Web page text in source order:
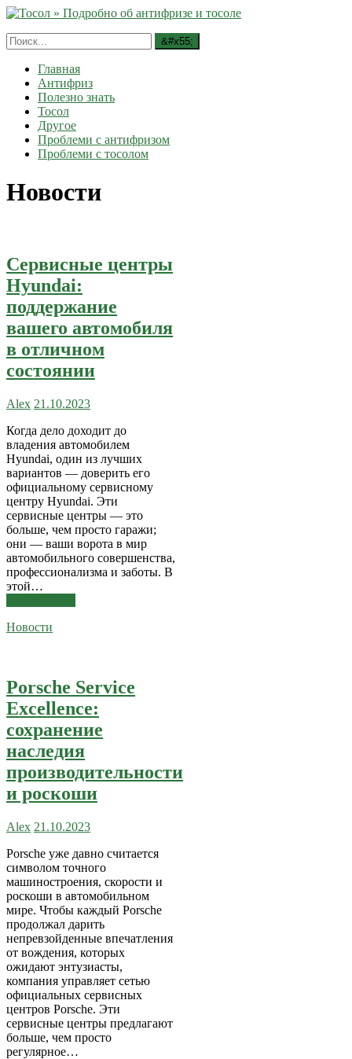
Главная
Антифриз
Полезно знать
Тосол
Другое
Проблеми с антифризом
Проблеми с тосолом
Новости
Сервисные центры
Hyundai:
поддержание
вашего автомобиля
в отличном
состоянии
Alex 21.10.2023
Когда дело доходит до
владения автомобилем
Hyundai, один из лучших
вариантов — доверить его
официальному сервисному
центру Hyundai. Эти
сервисные центры — это
больше, чем просто гаражи;
они — ваши ворота в мир
автомобильного совершенства,
профессионализма и заботы. В
этой…
Новости
Porsche Service
Excellence:
сохранение
наследия
производительности
и роскоши
Alex 21.10.2023
Porsche уже давно считается
символом точного
машиностроения, скорости и
роскоши в автомобильном
мире. Чтобы каждый Porsche
продолжал дарить
непревзойденные впечатления
от вождения, которых
ожидают энтузиасты,
компания управляет сетью
официальных сервисных
центров Porsche. Эти
сервисные центры предлагают
больше, чем просто
регулярное…